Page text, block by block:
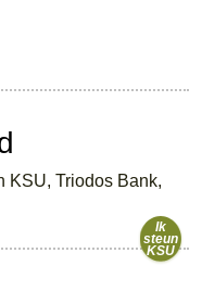
KSU, Triodos Bank,
Ik
steun
KSU